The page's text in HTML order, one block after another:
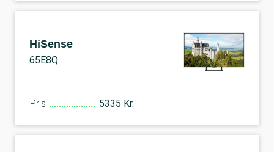
HiSense
65E8Q
Pris 5335 Kr.